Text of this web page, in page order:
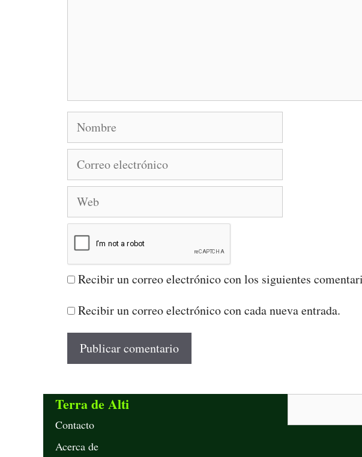
Nombre
Correo
Web
Recibir un correo electrónico con los siguientes
Recibir un correo electrónico con cada nueva entrada.
Terra de Alti
Contacto
Acerca de